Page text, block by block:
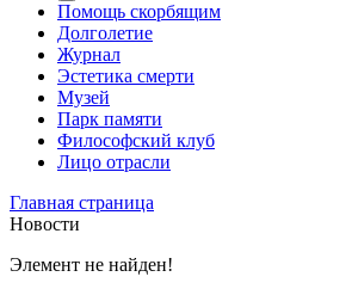
Помощь скорбящим
Долголетие
Журнал
Эстетика смерти
Музей
Парк памяти
Философский клуб
Лицо отрасли
Главная страница
Новости
Элемент не найден!